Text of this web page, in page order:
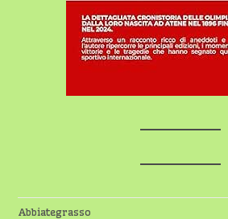
Abbiategrasso